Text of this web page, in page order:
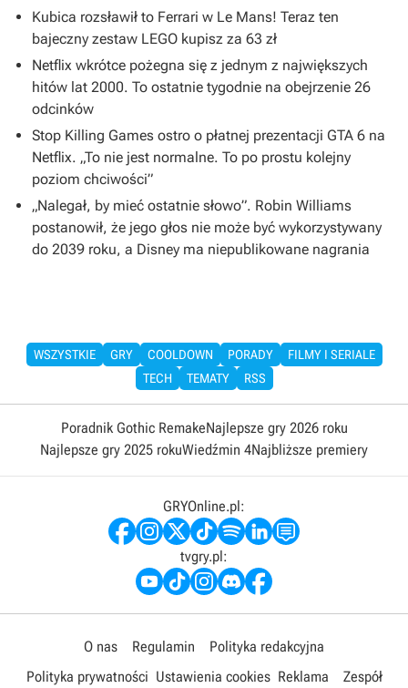
Kubica rozsławił to Ferrari w Le Mans! Teraz ten
bajeczny zestaw LEGO kupisz za 63 zł
Netflix wkrótce pożegna się z jednym z największych
hitów lat 2000. To ostatnie tygodnie na obejrzenie 26
odcinków
Stop Killing Games ostro o płatnej prezentacji GTA 6 na
Netflix. „To nie jest normalne. To po prostu kolejny
poziom chciwości”
„Nalegał, by mieć ostatnie słowo”. Robin Williams
postanowił, że jego głos nie może być wykorzystywany
do 2039 roku, a Disney ma niepublikowane nagrania
WSZYSTKIE GRY COOLDOWN PORADY
FILMY I SERIALE
TECH
TEMATY RSS
Poradnik Gothic RemakeNajlepsze gry 2026 roku
Najlepsze gry 2025 rokuWiedźmin 4Najbliższe premiery
GRYOnline.pl:
tvgry.pl:
O nas Regulamin
Polityka redakcyjna
Polityka prywatności Ustawienia cookies Reklama Zespół